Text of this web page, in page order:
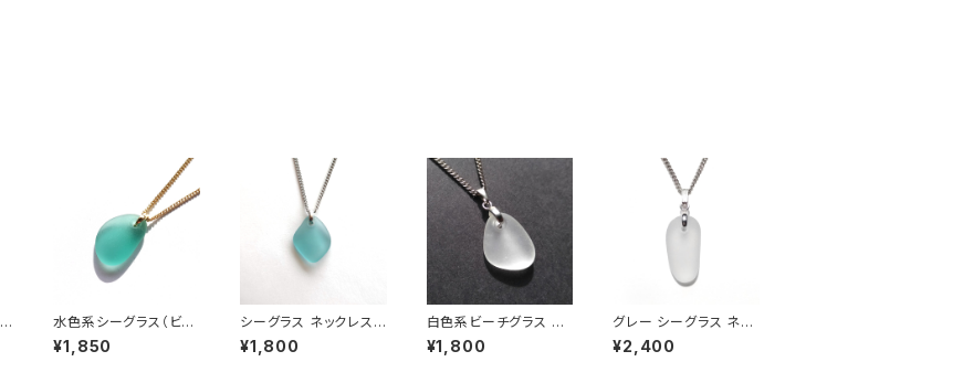
水色系シーグラス（ビー
チグラス） ネックレス B
N-94
¥1,850
シーグラス ネックレス
（水色系）MN-33
¥1,800
白色系ビーチグラス ネ
ックレス BN-92
¥1,800
グレー シーグラス ネッ
クレス BN-83
¥2,400